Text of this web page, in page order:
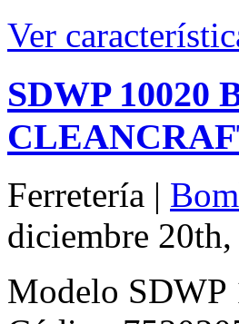
Ver
SDWP 10020
Ferretería |
diciembre
Modelo SDWP